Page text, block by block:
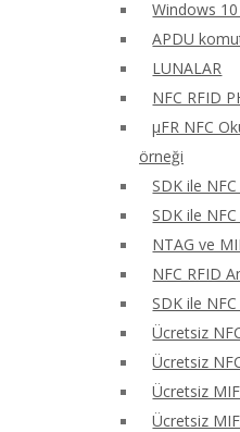
Windows
APDU
LUNALAR
NFC RFID
μFR NFC
örneği
SDK ile
SDK ile NFC
NTAG ve
NFC RFID
SDK ile NFC
Ücretsiz
Ücretsiz
Ücretsiz
Ücretsiz